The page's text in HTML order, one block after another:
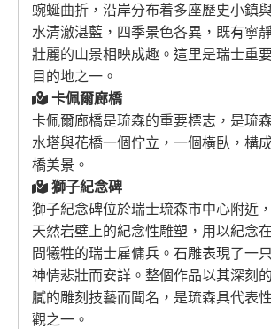
蜿蜒曲折，沿岸分布着多座歷史小鎮
水清澈湛藍，四季景色各異，既有寧
壯麗的山景相映成趣。這里是瑞士重
目的地之一。
卡佩爾廊橋
卡佩爾廊橋是琉森的重要標志，是琉
水塔與花橋一個佇立，一個橫臥，構
橋美景。
獅子紀念碑
獅子紀念碑位於瑞士琉森市中心附近
天然岩壁上的紀念性雕塑，用以紀念
間犧牲的瑞士雇傭兵。石雕表現了一
神情悲壯而安詳。整個作品以其深刻
膩的雕刻技藝而聞名，是琉森具代表
觀之一。